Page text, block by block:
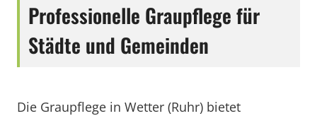
Professionelle Graupflege für
Städte und Gemeinden
Die Graupflege in Wetter (Ruhr) bietet